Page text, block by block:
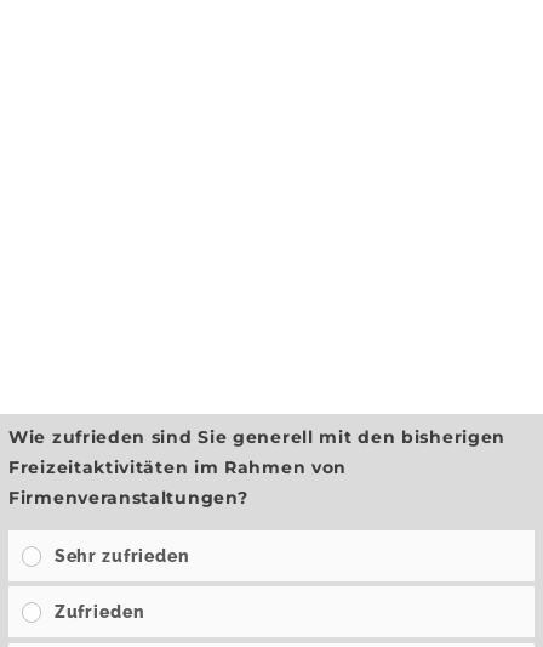
Wie zufrieden sind Sie generell mit den bisherigen
Freizeitaktivitäten im Rahmen von
Firmenveranstaltungen?
Sehr zufrieden
Zufrieden